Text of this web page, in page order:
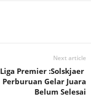
Next article
Liga Premier :Solskjaer
Perburuan Gelar Juara
Belum Selesai